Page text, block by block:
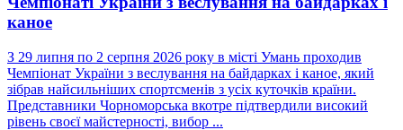
каное
З 29 липня по 2 серпня 2026 року в місті Умань проходив
Чемпіонат України з веслування на байдарках і каное, який
зібрав найсильніших спортсменів з усіх куточків країни.
Представники Чорноморська вкотре підтвердили високий
рівень своєї майстерності, вибор ...